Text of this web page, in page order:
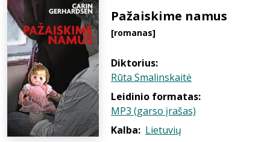
Pažaiskime namus
[romanas]
Diktorius:
Rūta Smalinskaitė
Leidinio formatas:
MP3 (garso įrašas)
Kalba: Lietuvių